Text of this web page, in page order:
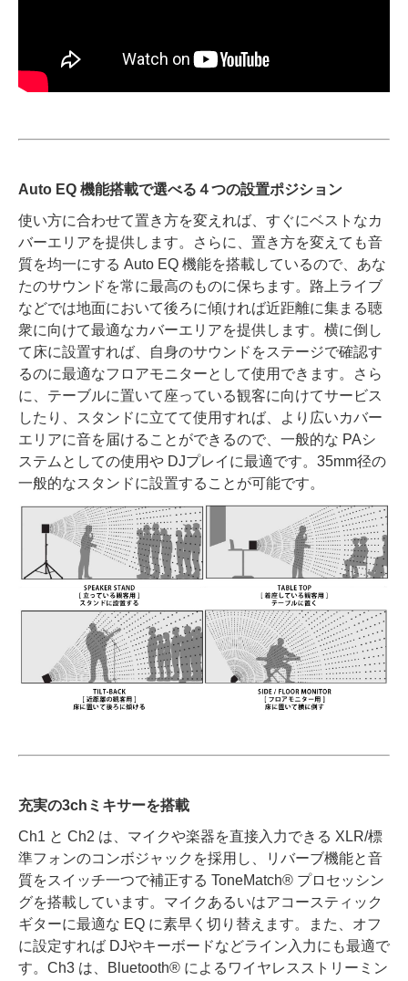
Auto EQ 機能搭載で選べる４つの設置ポジション
使い方に合わせて置き方を変えれば、すぐにベストなカ
バーエリアを提供します。さらに、置き方を変えても音
質を均一にする Auto EQ 機能を搭載しているので、あな
たのサウンドを常に最高のものに保ちます。路上ライブ
などでは地面において後ろに傾ければ近距離に集まる聴
衆に向けて最適なカバーエリアを提供します。横に倒し
て床に設置すれば、自身のサウンドをステージで確認す
るのに最適なフロアモニターとして使用できます。さら
に、テーブルに置いて座っている観客に向けてサービス
したり、スタンドに立てて使用すれば、より広いカバー
エリアに音を届けることができるので、一般的な PAシ
ステムとしての使用や DJプレイに最適です。35mm径の
一般的なスタンドに設置することが可能です。
充実の3chミキサーを搭載
Ch1 と Ch2 は、マイクや楽器を直接入力できる XLR/標
準フォンのコンボジャックを採用し、リバーブ機能と音
質をスイッチ一つで補正する ToneMatch® プロセッシン
グを搭載しています。マイクあるいはアコースティック
ギターに最適な EQ に素早く切り替えます。また、オフ
に設定すれば DJやキーボードなどライン入力にも最適で
す。Ch3 は、Bluetooth® によるワイヤレスストリーミン